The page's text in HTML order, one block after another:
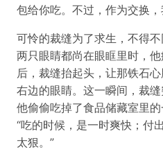
包给你吃。不过，作为交换
可怜的裁缝为了求生，不得
两只眼睛都尚在眼眶里时，
后，裁缝抬起头，让那铁石
右边的眼睛。这一瞬间，裁
他偷偷吃掉了食品储藏室里
“吃的时候，是一时爽快；付
太狠。”